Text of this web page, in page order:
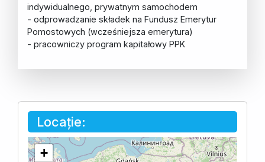
indywidualnego, prywatnym samochodem
- odprowadzanie składek na Fundusz Emerytur
Pomostowych (wcześniejsza emerytura)
- pracowniczy program kapitałowy PPK
Locație:
+